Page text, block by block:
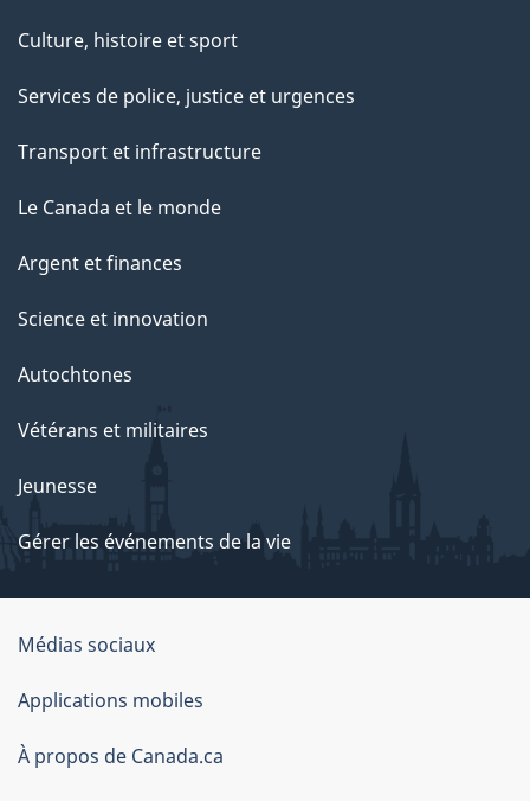
Culture, histoire et sport
Services de police, justice et urgences
Transport et infrastructure
Le Canada et le monde
Argent et finances
Science et innovation
Autochtones
Vétérans et militaires
Jeunesse
Gérer les événements de la vie
Organisation
du
gouvernement
du
Médias sociaux
Applications mobiles
À propos de Canada.ca